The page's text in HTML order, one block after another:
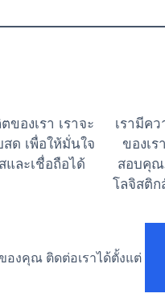
องเรา เราจะ
ด เพื่อให้มั่นใจ
และเชื่อถือได้
เรามีค
ของเ
สอบคุณ
โลจิสติก
องคุณ ติดต่อเราได้ตั้งแต่